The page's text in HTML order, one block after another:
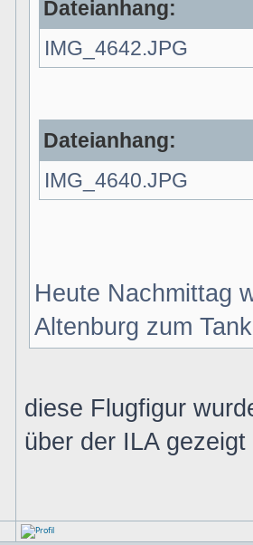
Dateianhang:
IMG_4642.JPG
Dateianhang:
IMG_4640.JPG
Heute Nachmittag
Altenburg zum
diese Flugfigur
über der ILA